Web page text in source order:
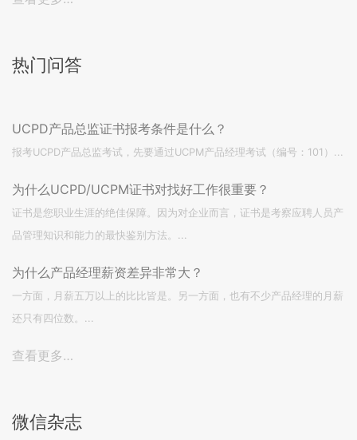
热门问答
UCPD产品总监证书报考条件是什么？
报考UCPD产品总监考试，先要通过UCPM产品经理考试（编号：101）...
为什么UCPD/UCPM证书对找好工作很重要？
证书是您职业生涯的绝佳保障。因为对企业而言，证书是考察应聘人员产
品管理知识和能力的最快鉴别方法。...
为什么产品经理薪资差异非常大？
一方面，月薪五万以上的比比皆是。另一方面，也有不少产品经理的月薪
还只有四位数。...
查看更多…
微信杂志